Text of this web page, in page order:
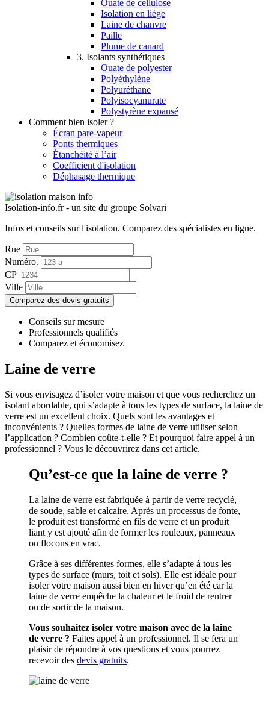
Ouate de cellulose
Isolation en liège
Laine de chanvre
Paille
Plume de canard
3. Isolants synthétiques
Ouate de polyester
Polyéthylène
Polyuréthane
Polyisocyanurate
Polystyrène expansé
Comment bien isoler ?
Écran pare-vapeur
Ponts thermiques
Étanchéité à l’air
Coefficient d'isolation
Déphasage thermique
Isolation-info.fr - un site du groupe Solvari
Infos et conseils sur l'isolation. Comparez des spécialistes en ligne.
Rue
Numéro.
CP
Ville
Comparez des devis gratuits
Conseils sur mesure
Professionnels qualifiés
Comparez et économisez
Laine de verre
Si vous envisagez d’isoler votre maison et que vous recherchez un
isolant abordable, qui s’adapte à tous les types de surface, la laine de
verre est un excellent choix. Quels sont les avantages et
inconvénients ? Quelles formes de laine de verre utiliser selon
l’application ? Combien coûte-t-elle ? Et pourquoi faire appel à un
professionnel ? Vous le découvrirez dans cet article.
Qu’est-ce que la laine de verre ?
La laine de verre est fabriquée à partir de verre recyclé,
de soude, sable et calcaire. Après un processus de fonte,
le produit est transformé en fils de verre et un produit
liant y est ajouté afin de former les rouleaux, panneaux
ou flocons en vrac.
Grâce à ses différentes formes, elle s’adapte à tous les
types de surface (murs, toit et sols). Elle est idéale pour
isoler votre maison aussi bien en hiver qu’en été car la
laine de verre empêche la chaleur et le froid de rentrer
ou de sortir de la maison.
Vous souhaitez isoler votre maison avec de la laine
de verre ? Faites appel à un professionnel. Il se fera un
plaisir de répondre à vos questions et vous pourrez
recevoir des devis gratuits.